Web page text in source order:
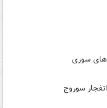
سوری
سوروج